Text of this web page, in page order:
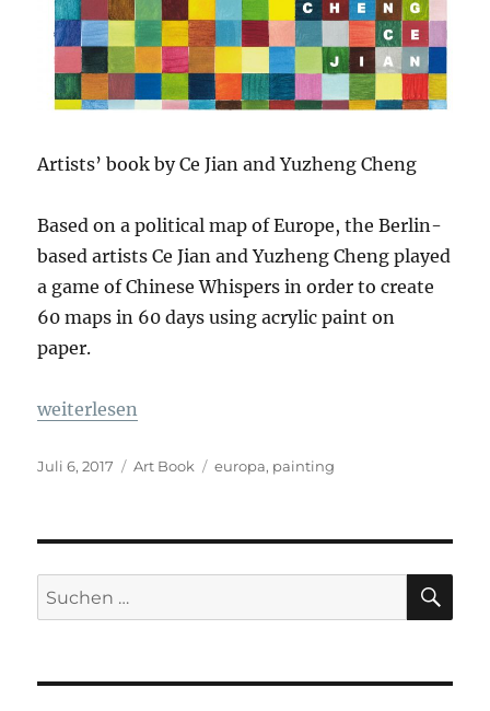
Artists’ book by Ce Jian and Yuzheng Cheng
Based on a political map of Europe, the Berlin-
based artists Ce Jian and Yuzheng Cheng played
a game of Chinese Whispers in order to create
60 maps in 60 days using acrylic paint on
paper.
„Transeuropa“
weiterlesen
Veröffentlicht
Juli 6, 2017 Kategorien
Art Book Schlagwörter
europa, painting
Suche
nach: